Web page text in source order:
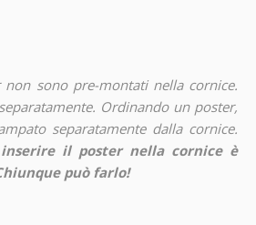
non sono pre-montati nella cornice.
Ordinando un poster,
separatamente dalla cornice.
il poster nella cornice è
può farlo!